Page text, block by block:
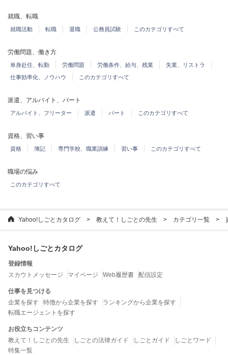
就職、転職
就職活動 転職 退職 公務員試験 このカテゴリすべて
労働問題、働き方
単身赴任、転勤 労働問題 労働条件、給与、残業
失業、リストラ
仕事効率化、ノウハウ
このカテゴリすべて
派遣、アルバイト、パート
アルバイト、フリーター 派遣 パート このカテゴリすべて
資格、習い事
資格 簿記 専門学校、職業訓練 習い事 このカテゴリすべて
職場の悩み
このカテゴリすべて
Yahoo!しごとカタログ 教えて！しごとの先生 カテゴリ一覧
Yahoo!しごとカタログ
登録情報
スカウトメッセージ
マイページ Web履歴書 配信設定
仕事を見つける
企業を探す
特徴から企業を探す
ランキングから企業を探す
転職エージェントを探す
お役立ちコンテンツ
教えて！しごとの先生
しごとの法律ガイド しごとガイド
しごとワード
特集一覧